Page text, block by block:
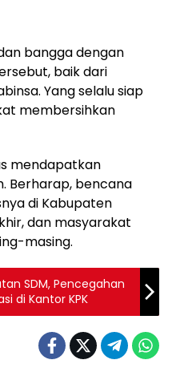
bangga dengan
baik dari
Yang selalu siap
membersihkan
mendapatkan
Berharap, bencana
di Kabupaten
dan masyarakat
masing.
SDM, Pencegahan
di Kantor KPK